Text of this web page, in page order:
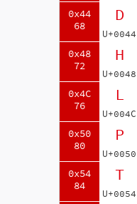
0x44
68
0x48
72
0x4C
76
0x50
80
0x54
84
D
U+0044
H
U+0048
L
U+004C
P
U+0050
T
U+0054